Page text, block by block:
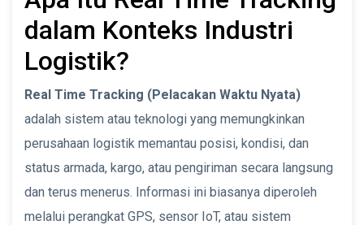
dalam Konteks Industri
Logistik?
Real Time Tracking (Pelacakan Waktu Nyata)
adalah sistem atau teknologi yang memungkinkan
perusahaan logistik memantau posisi, kondisi, dan
status armada, kargo, atau pengiriman secara langsung
dan terus menerus. Informasi ini biasanya diperoleh
melalui perangkat GPS, sensor IoT, atau sistem